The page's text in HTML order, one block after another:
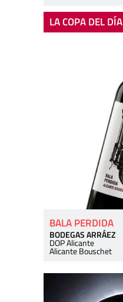
LA COPA DEL DÍA
BALA PERDIDA
BODEGAS ARRÁEZ
DOP Alicante
Alicante Bouschet